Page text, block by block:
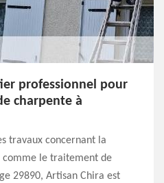
professionnel pour
charpente à
travaux concernant la
le traitement de
29890, Artisan Chira est